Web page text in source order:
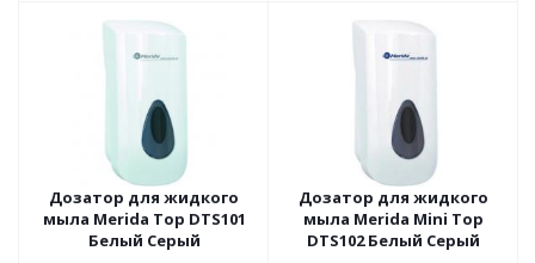
Дозатор для жидкого
мыла Merida Top DTS101
Белый Серый
Дозатор для жидкого
мыла Merida Mini Top
DTS102 Белый Серый